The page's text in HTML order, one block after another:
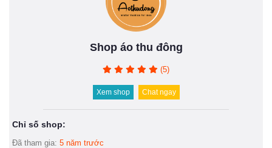
Shop áo thu đông
(5)
Xem shop Chat ngay
Chỉ số shop:
Đã tham gia: 5 năm trước